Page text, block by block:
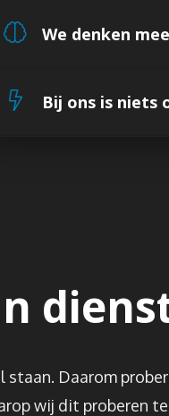
We denken
Bij ons is niets
Daarom
wij dit proberen